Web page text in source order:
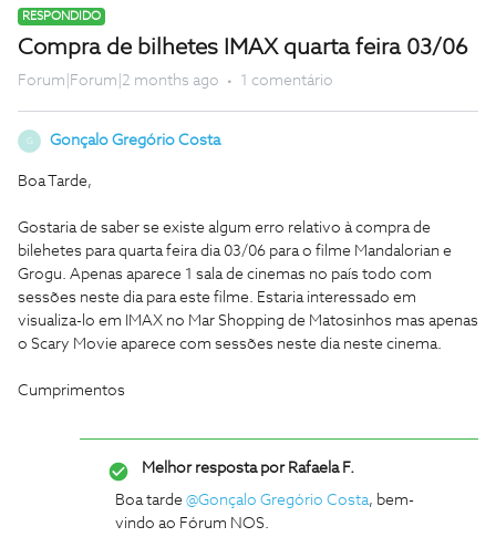
RESPONDIDO
Compra de bilhetes IMAX quarta feira 03/06
Forum|Forum|2 months ago 1 comentário
G Gonçalo Gregório Costa
Boa Tarde,
Gostaria de saber se existe algum erro relativo à compra de
bilehetes para quarta feira dia 03/06 para o filme Mandalorian e
Grogu. Apenas aparece 1 sala de cinemas no país todo com
sessões neste dia para este filme. Estaria interessado em
visualiza-lo em IMAX no Mar Shopping de Matosinhos mas apenas
o Scary Movie aparece com sessões neste dia neste cinema.
Cumprimentos
Melhor resposta porRafaela F.
Boa tarde ​ @Gonçalo Gregório Costa, bem-
vindo ao Fórum NOS.